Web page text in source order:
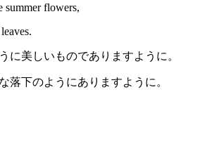
summer flowers,
に美しいものでありますように。
落下のようにありますように。